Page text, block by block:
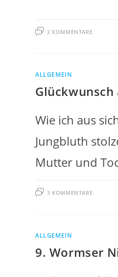
2 KOMMENTARE
ALLGEMEIN
Glückwunsch
Wie ich aus
Jungbluth
Mutter und
3 KOMMENTARE
ALLGEMEIN
9. Wormser